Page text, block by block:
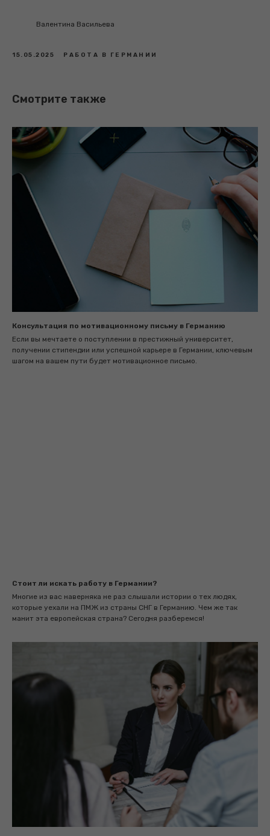
Валентина Васильева
15.05.2025 РАБОТА В ГЕРМАНИИ
Смотрите также
Консультация по мотивационному письму в Германию
Если вы мечтаете о поступлении в престижный университет,
получении стипендии или успешной карьере в Германии, ключевым
шагом на вашем пути будет мотивационное письмо.
Стоит ли искать работу в Германии?
Многие из вас наверняка не раз слышали истории о тех людях,
которые уехали на ПМЖ из страны СНГ в Германию. Чем же так
манит эта европейская страна? Сегодня разберемся!